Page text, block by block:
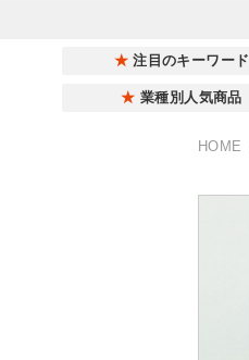
注目のキーワード
業種別人気商品
HOME